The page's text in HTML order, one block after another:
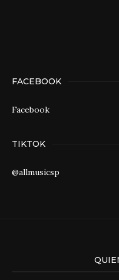
FACEBOOK
Facebook
TIKTOK
@allmusicsp